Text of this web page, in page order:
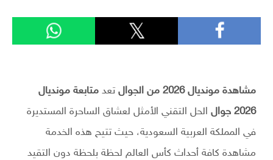
مشاهدة مونديال 2026 من الجوال تعدمتابعة مونديال
2026 جوال
الحل التقني الأمثل لعشاق الساحرة المستديرة
في المملكة العربية السعودية، حيث تتيح هذه الخدمة
مشاهدة كافة أحداث كأس العالم لحظة بلحظة دون التقيد